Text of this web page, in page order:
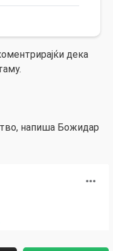
дека
напиша Божидар